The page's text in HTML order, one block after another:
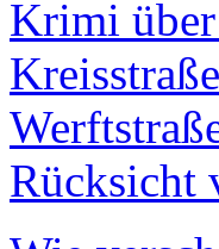
Krimi
Rücksicht